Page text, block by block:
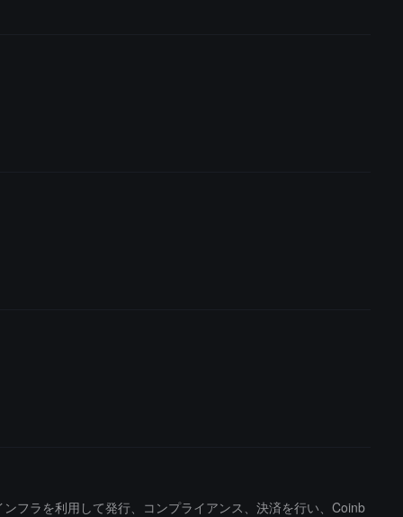
フラを利用して発行、コンプライアンス、決済を行い、Coinb